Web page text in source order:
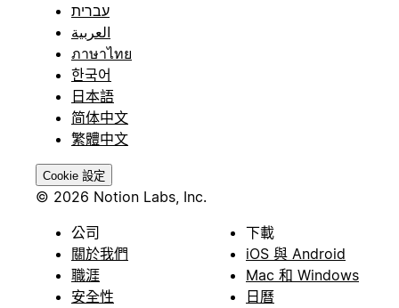
עברית
العربية
ภาษาไทย
한국어
日本語
简体中文
繁體中文
Cookie 設定
© 2026 Notion Labs, Inc.
公司
關於我們
職涯
安全性
下載
iOS 與 Android
Mac 和 Windows
日曆